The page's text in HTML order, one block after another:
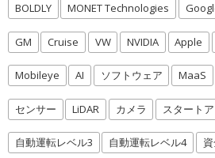
BOLDLY MONET Technologies
GM Cruise VW NVIDIA Apple
Mobileye AI ソフトウェア MaaS
センサー LiDAR カメラ スタート
自動運転レベル3 自動運転レベル4